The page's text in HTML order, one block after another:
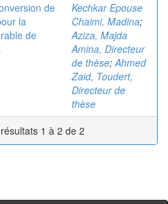
de
la
de
Kechkar Epouse
Chaimi, Madina;
Aziza, Majda
Amina, Directeur
de thèse;Ahmed
Zaid, Toudert,
Directeur de
thèse
1 à 2 de 2